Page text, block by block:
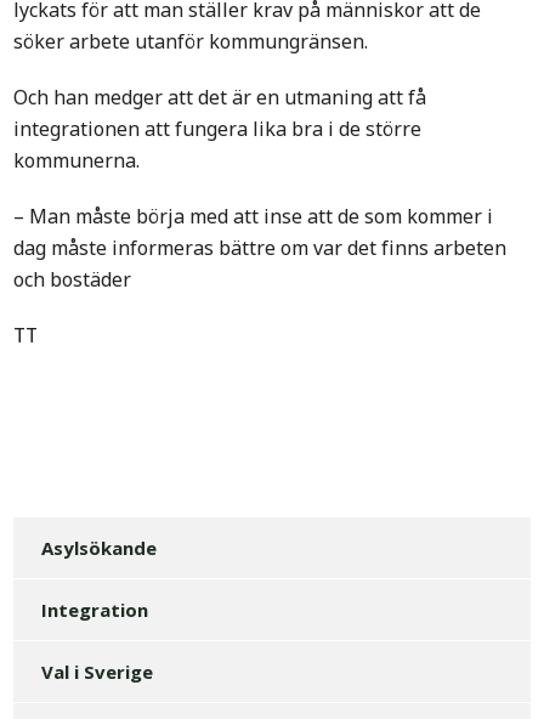
lyckats för att man ställer krav på människor att de
söker arbete utanför kommungränsen.
Och han medger att det är en utmaning att få
integrationen att fungera lika bra i de större
kommunerna.
– Man måste börja med att inse att de som kommer i
dag måste informeras bättre om var det finns arbeten
och bostäder
TT
Asylsökande
Integration
Val i Sverige